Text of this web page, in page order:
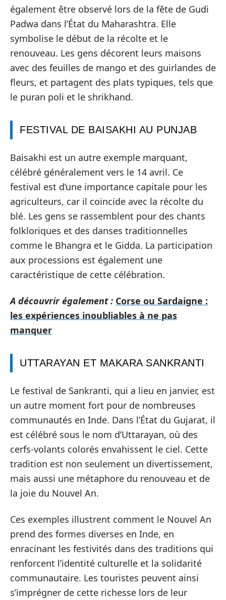
également être observé lors de la fête de Gudi
Padwa dans l’État du Maharashtra. Elle
symbolise le début de la récolte et le
renouveau. Les gens décorent leurs maisons
avec des feuilles de mango et des guirlandes de
fleurs, et partagent des plats typiques, tels que
le puran poli et le shrikhand.
FESTIVAL DE BAISAKHI AU PUNJAB
Baisakhi est un autre exemple marquant,
célébré généralement vers le 14 avril. Ce
festival est d’une importance capitale pour les
agriculteurs, car il coïncide avec la récolte du
blé. Les gens se rassemblent pour des chants
folkloriques et des danses traditionnelles
comme le Bhangra et le Gidda. La participation
aux processions est également une
caractéristique de cette célébration.
A découvrir également : Corse ou Sardaigne :
les expériences inoubliables à ne pas
manquer
UTTARAYAN ET MAKARA SANKRANTI
Le festival de Sankranti, qui a lieu en janvier, est
un autre moment fort pour de nombreuses
communautés en Inde. Dans l’État du Gujarat, il
est célébré sous le nom d’Uttarayan, où des
cerfs-volants colorés envahissent le ciel. Cette
tradition est non seulement un divertissement,
mais aussi une métaphore du renouveau et de
la joie du Nouvel An.
Ces exemples illustrent comment le Nouvel An
prend des formes diverses en Inde, en
enracinant les festivités dans des traditions qui
renforcent l’identité culturelle et la solidarité
communautaire. Les touristes peuvent ainsi
s’imprégner de cette richesse lors de leur